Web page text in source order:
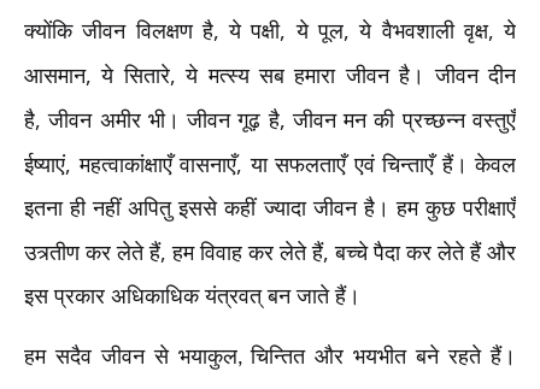
क्योंकि जीवन विलक्षण है,ये पक्षी,ये पूल,ये वैभवशाली वृक्ष,ये
आसमान,ये सितारे,ये मत्स्य सब हमारा जीवन है। जीवन दीन
है,जीवन अमीर भी। जीवन गूढ़ है,जीवन मन की प्रच्छन्न वस्तुएँ
ईष्याएं,महत्वाकांक्षाएँ वासनाएँ,या सफलताएँ एवं चिन्ताएँ हैं। केवल
इतना ही नहीं अपितु इससे कहीं ज्यादा जीवन है। हम कुछ परीक्षाएँ
उत्र्तीण कर लेते हैं,हम विवाह कर लेते हैं,बच्चे पैदा कर लेते हैं और
इस प्रकार अधिकाधिक यंत्रवत् बन जाते हैं।
हम सदैव जीवन से भयाकुल,चिन्तित और भयभीत बने रहते हैं।